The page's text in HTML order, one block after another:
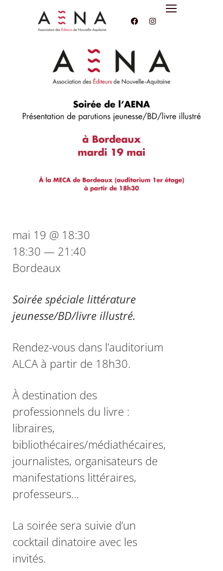
Soirée spéciale littérature
jeunesse/BD/livre illustré.
Rendez-vous dans l’auditorium
ALCA à partir de 18h30.
À destination des
professionnels du livre :
libraires,
bibliothécaires/médiathécaires,
journalistes, organisateurs de
manifestations littéraires,
professeurs…
La soirée sera suivie d’un
cocktail dinatoire avec les
invités.
mai 19 @ 18:30
18:30 — 21:40
Bordeaux